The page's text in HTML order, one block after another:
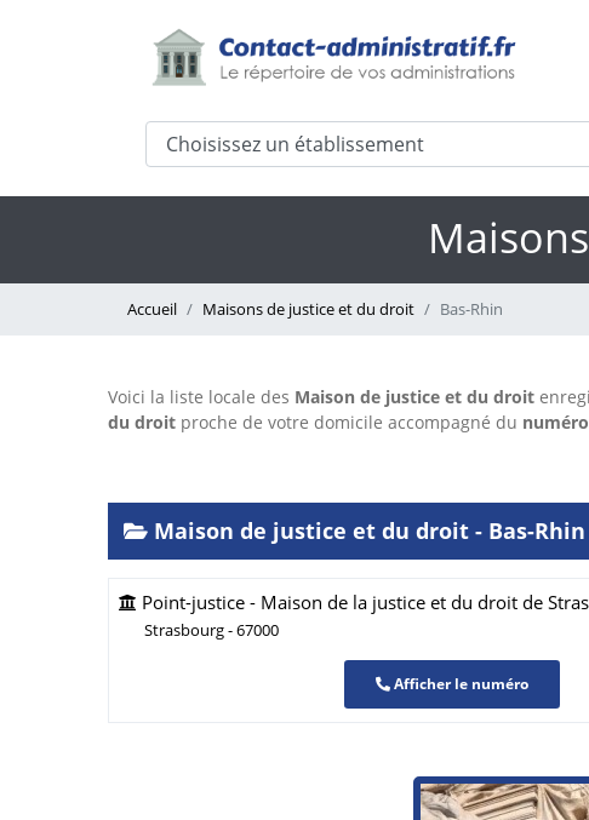
Accueil Maisons de justice et du droit Bas-Rhin
Voici la liste locale des Maison de justice et du droit
du droit proche de votre domicile accompagné du
Maison de justice et du droit - Bas-Rhin
Point-justice - Maison de la justice et du droit de
Strasbourg - 67000
Afficher le numéro